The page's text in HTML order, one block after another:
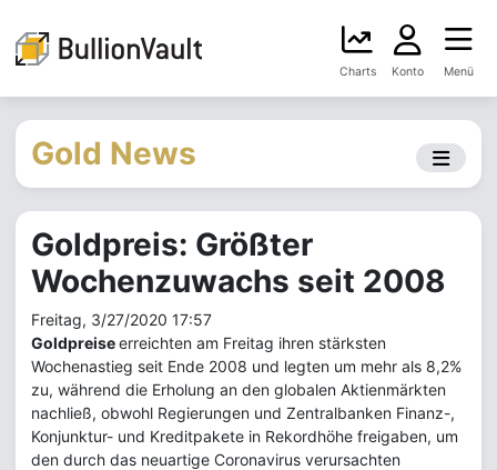
Charts Konto Menü
Gold News
Goldpreis: Größter
Wochenzuwachs seit 2008
Freitag, 3/27/2020 17:57
Goldpreiseerreichten am Freitag ihren stärksten
Wochenastieg seit Ende 2008 und legten um mehr als 8,2%
zu, während die Erholung an den globalen Aktienmärkten
nachließ, obwohl Regierungen und Zentralbanken Finanz-,
Konjunktur- und Kreditpakete in Rekordhöhe freigaben, um
den durch das neuartige Coronavirus verursachten